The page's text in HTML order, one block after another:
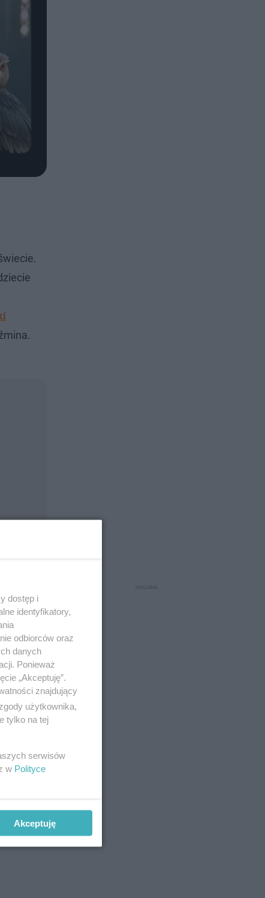
dostęp i
identyfikatory,
odbiorców oraz
danych
Ponieważ
„Akceptuję”.
znajdujący
użytkownika,
tylko na tej
serwisów
w Polityce
Akceptuję